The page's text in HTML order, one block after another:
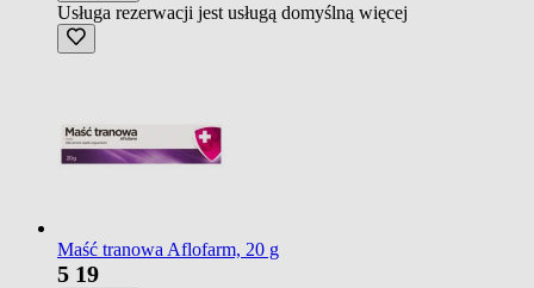
Usługa rezerwacji jest usługą domyślną więcej
Maść tranowa Aflofarm, 20 g
5 19